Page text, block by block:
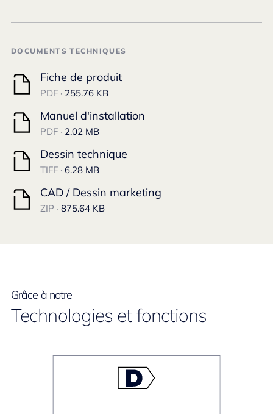
DOCUMENTS TECHNIQUES
Fiche de produit
PDF · 255.76 KB
Manuel d'installation
PDF · 2.02 MB
Dessin technique
TIFF · 6.28 MB
CAD / Dessin marketing
ZIP · 875.64 KB
Grâce à notre
Technologies et fonctions